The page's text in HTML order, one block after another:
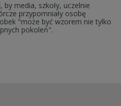
by media, szkoły, uczelnie
przypomniały osobę
"może być wzorem nie tylko
pokoleń".